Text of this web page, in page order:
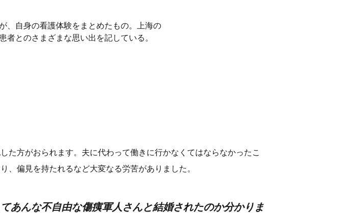
、自身の看護体験をまとめたもの。上海の
とのさまざまな思い出を記している。
方がおられます。夫に代わって働きに行かなくてはならなかったこ
、偏見を持たれるなど大変なる労苦がありました。
んな不自由な傷痍軍人さんと結婚されたのか分かりま